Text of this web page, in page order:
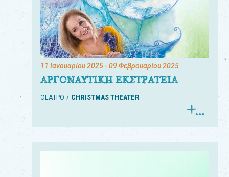
11 Ιανουαρίου 2025- 09 Φεβρουαρίου 2025
ΑΡΓΟΝΑΥΤΙΚΗ ΕΚΣΤΡΑΤΕΙΑ
ΘΕΑΤΡΟ CHRISTMAS THEATER